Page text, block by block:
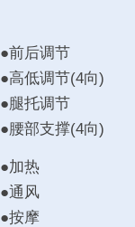
●前后调节
●高低调节(4向)
●腿托调节
●腰部支撑(4向)
●加热
●通风
●按摩